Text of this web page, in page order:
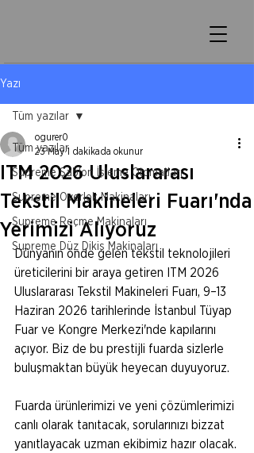
Yazı
Tüm yazılar
Supreme Şablon İşleme Otomatları
Supreme Overlok Makinaları
Supreme Reçme Makinaları
Supreme Düz Dikiş Makinaları
Tüm yazılar
ITM 2026 Uluslararası
Tekstil Makineleri Fuarı'nda
Yerimizi Alıyoruz
ogurer0
23 May 1 dakikada okunur
Dünyanın önde gelen tekstil teknolojileri
üreticilerini bir araya getiren ITM 2026
Uluslararası Tekstil Makineleri Fuarı, 9–13
Haziran 2026 tarihlerinde İstanbul Tüyap
Fuar ve Kongre Merkezi'nde kapılarını
açıyor. Biz de bu prestijli fuarda sizlerle
buluşmaktan büyük heyecan duyuyoruz.
Fuarda ürünlerimizi ve yeni çözümlerimizi
canlı olarak tanıtacak, sorularınızı bizzat
yanıtlayacak uzman ekibimiz hazır olacak.